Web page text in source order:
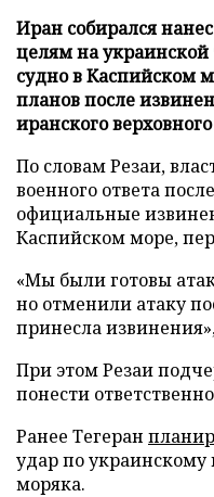
Иран собирался
целям на украинской
судно в Каспийском
планов после
иранского
По словам Резаи,
военного ответа
официальные
Каспийском море,
«Мы были готовы
но отменили атаку
принесла
При этом Резаи
понести
Ранее Тегеран
удар по украинскому
моряка.